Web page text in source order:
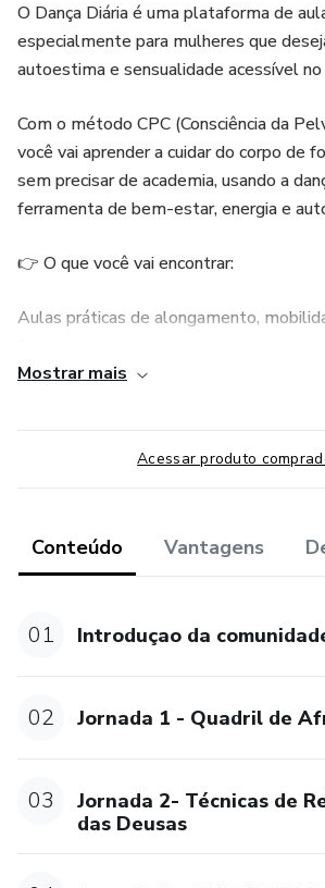
O Dança Diária é uma plataforma de
especialmente para mulheres que
autoestima e sensualidade acessível no
Com o método CPC (Consciência da
você vai aprender a cuidar do corpo de
sem precisar de academia, usando a
ferramenta de bem-estar, energia e
👉 O que você vai encontrar:
Aulas práticas de alongamento,
sensualidade do corpo real.
Práticas voltadas para a saúde da
✨ Para quem é:
querem se redescobrir, iniciantes que
disposição e quem busca se reconectar
energia feminina.
Mostrar mais
Acessar produto
Conteúdo Vantagens
01 Introduçao da
02 Jornada 1 - Quadril de
03
Jornada 2- Técnicas de
das Deusas